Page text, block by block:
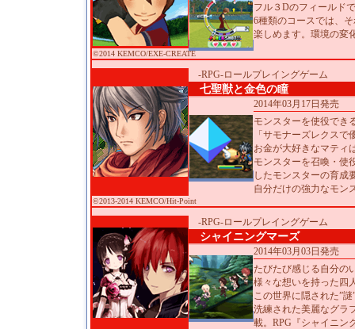
フル３Dのフィールド
6種類のコースでは、
楽しめます。環境の変
©2014 KEMCO/EXE-CREATE
-RPG-ロールプレイングゲーム
七聖獣と金色の瞳
2014年03月17日発売
モンスターを使役でき
「サモナーズレクス
お金が大好きなマティ
モンスターを召喚・使
したモンスターの育成
自分だけの強力なモン
©2013-2014 KEMCO/Hit-Point
-RPG-ロールプレイングゲーム
シャイニングマーズ
2014年03月03日発売
たびたび感じる自分の
様々な想いを持った四
この世界に隠された”
洗練された美麗なグラ
載。RPG『シャイニン